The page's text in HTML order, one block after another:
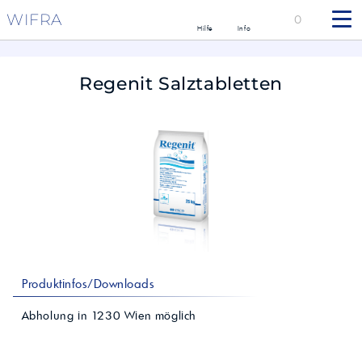
WIFRA Hilfe Info
0
Regenit Salztabletten
Produktinfos/Downloads
Abholung in 1230 Wien möglich